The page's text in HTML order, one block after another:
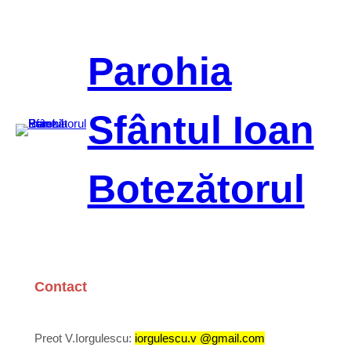
Parohia
Sfântul Ioan
Botezătorul
Contact
Preot V.Iorgulescu: iorgulescu.v @gmail.com